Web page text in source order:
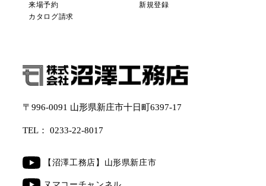
来場予約
カタログ請求
新規登録
〒996-0091 山形県新庄市十日町6397-17
TEL：0233-22-8017
【沼澤工務店】山形県新庄市